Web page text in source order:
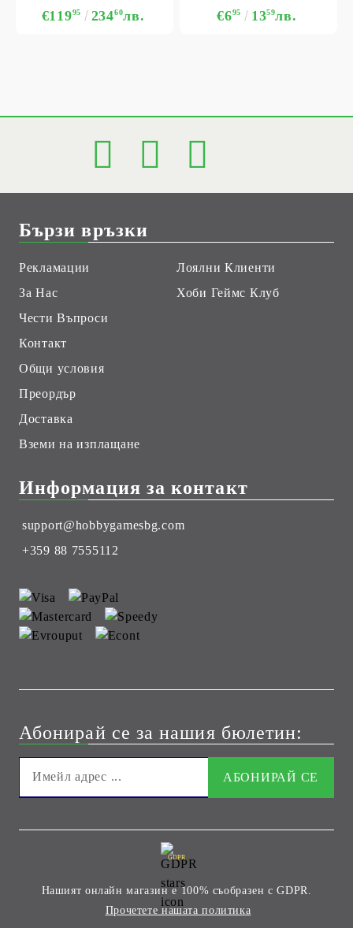
€11995 23460лв. €695 1359лв.
Бързи връзки
Рекламации
За Нас
Чести Въпроси
Контакт
Общи условия
Преордър
Доставка
Вземи на изплащане
Лоялни Клиенти
Хоби Геймс Клуб
Информация за контакт
support@hobbygamesbg.com
+359 88 7555112
Абонирай се за нашия бюлетин:
GDPR
Нашият онлайн магазин е 100% съобразен с GDPR.
Прочетете нашата политика